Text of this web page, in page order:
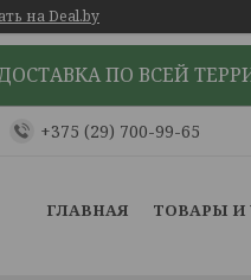
на Deal.by
ПО ВСЕЙ
+375 (29) 700-99-65
ГЛАВНАЯ ТОВАРЫ И